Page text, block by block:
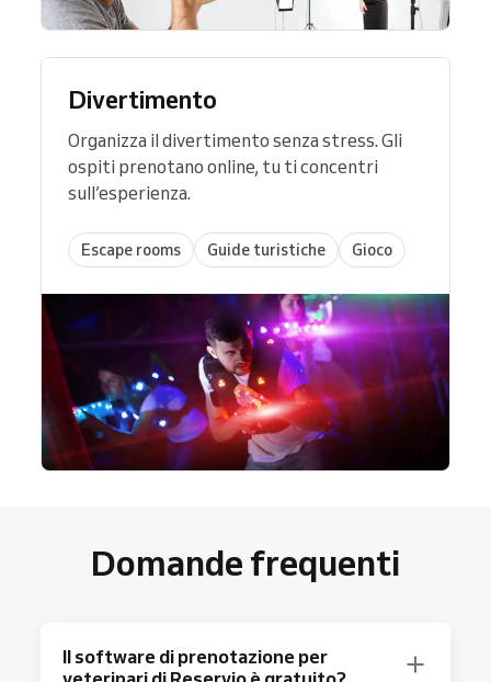
Divertimento
Organizza il divertimento senza stress. Gli
ospiti prenotano online, tu ti concentri
sull’esperienza.
Escape rooms Guide turistiche Gioco
Domande frequenti
Il software di prenotazione per